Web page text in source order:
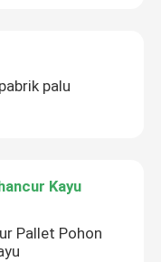
palu
Kayu
Pallet Pohon